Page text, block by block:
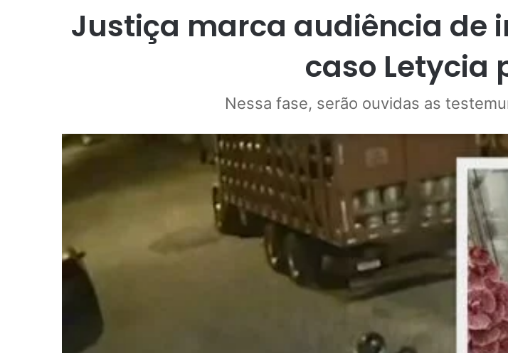
Justiça marca audiência de
caso Letycia
Nessa fase, serão ouvidas as